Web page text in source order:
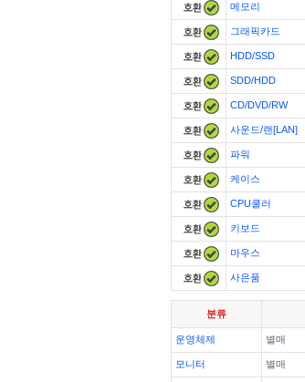
메모리
그래픽카드
HDD/SSD
SDD/HDD
CD/DVD/RW
사운드/랜[LAN]
파워
케이스
CPU쿨러
키보드
마우스
사은품
분류
운영체제 별매
모니터 별매